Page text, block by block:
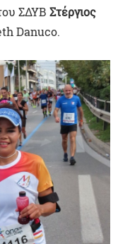
ΣΔΥΒΣτέργιος
Danuco.